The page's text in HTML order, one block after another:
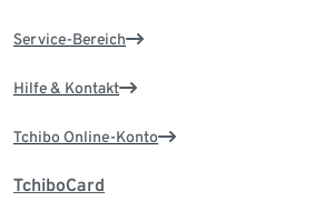
Service-Bereich
Hilfe & Kontakt
Tchibo Online-Konto
TchiboCard